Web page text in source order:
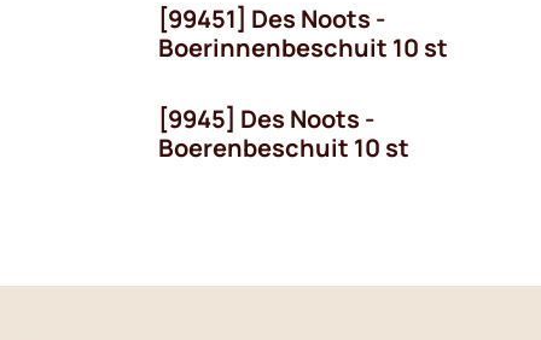
[99451] Des Noots -
Boerinnenbeschuit 10 st
[9945] Des Noots -
Boerenbeschuit 10 st